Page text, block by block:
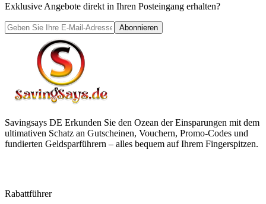
Exklusive Angebote direkt in Ihren Posteingang erhalten?
Abonnieren
Savingsays DE Erkunden Sie den Ozean der Einsparungen mit dem
ultimativen Schatz an Gutscheinen, Vouchern, Promo-Codes und
fundierten Geldsparführern – alles bequem auf Ihrem Fingerspitzen.
Rabattführer